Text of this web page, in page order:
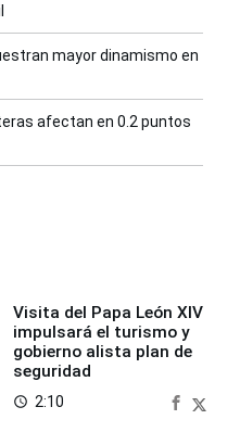
mayor dinamismo en
afectan en 0.2 puntos
Visita del Papa León XIV
impulsará el turismo y
gobierno alista plan de
seguridad
access_time 2:10